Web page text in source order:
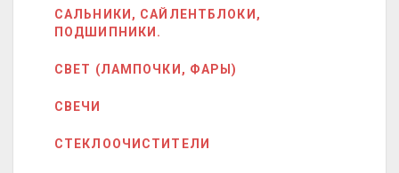
САЛЬНИКИ, САЙЛЕНТБЛОКИ,
ПОДШИПНИКИ.
СВЕТ (ЛАМПОЧКИ, ФАРЫ)
СВЕЧИ
СТЕКЛООЧИСТИТЕЛИ